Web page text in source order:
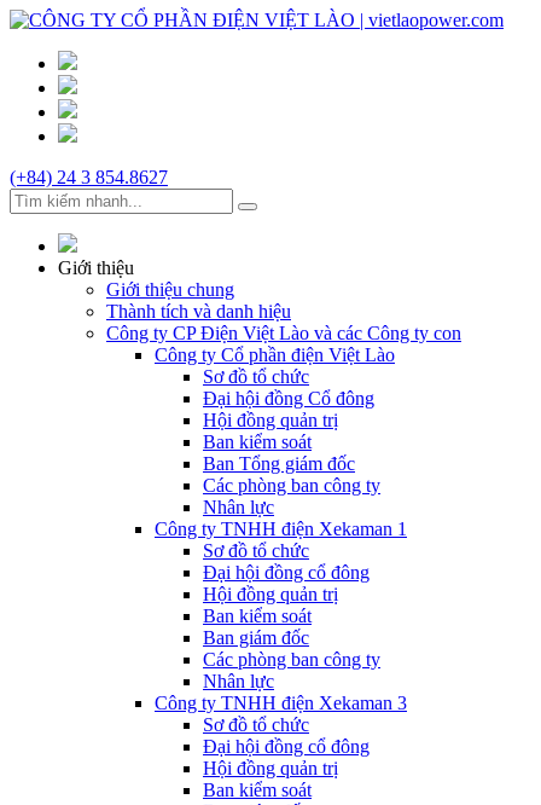
(+84) 24 3 854.8627
Giới thiệu
Giới thiệu chung
Thành tích và danh hiệu
Công ty CP Điện Việt Lào và các Công ty con
Công ty Cổ phần điện Việt Lào
Sơ đồ tổ chức
Đại hội đồng Cổ đông
Hội đồng quản trị
Ban kiểm soát
Ban Tổng giám đốc
Các phòng ban công ty
Nhân lực
Công ty TNHH điện Xekaman 1
Sơ đồ tổ chức
Đại hội đồng cổ đông
Hội đồng quản trị
Ban kiểm soát
Ban giám đốc
Các phòng ban công ty
Nhân lực
Công ty TNHH điện Xekaman 3
Sơ đồ tổ chức
Đại hội đồng cổ đông
Hội đồng quản trị
Ban kiểm soát